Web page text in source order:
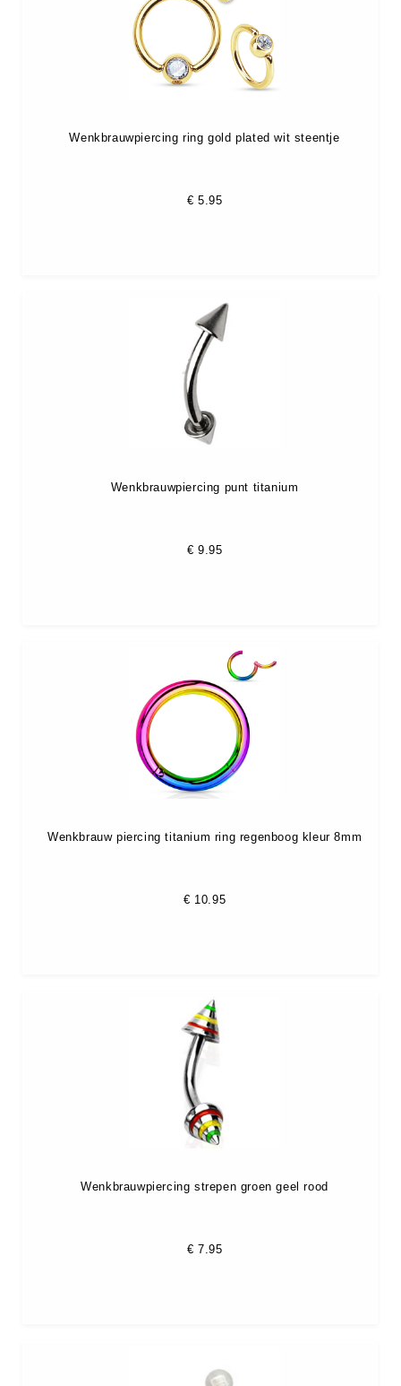
Wenkbrauwpiercing ring gold plated wit steentje
€ 5.95
Wenkbrauwpiercing punt titanium
€ 9.95
Wenkbrauw piercing titanium ring regenboog kleur 8mm
€ 10.95
Wenkbrauwpiercing strepen groen geel rood
€ 7.95